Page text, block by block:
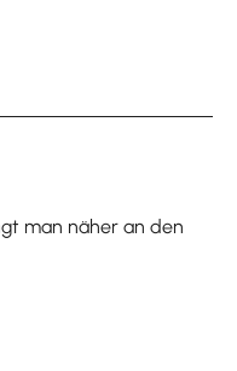
man näher an den